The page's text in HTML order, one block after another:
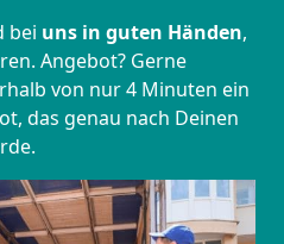
bei uns in guten Händen,
Angebot? Gerne
von nur 4 Minuten ein
das genau nach Deinen